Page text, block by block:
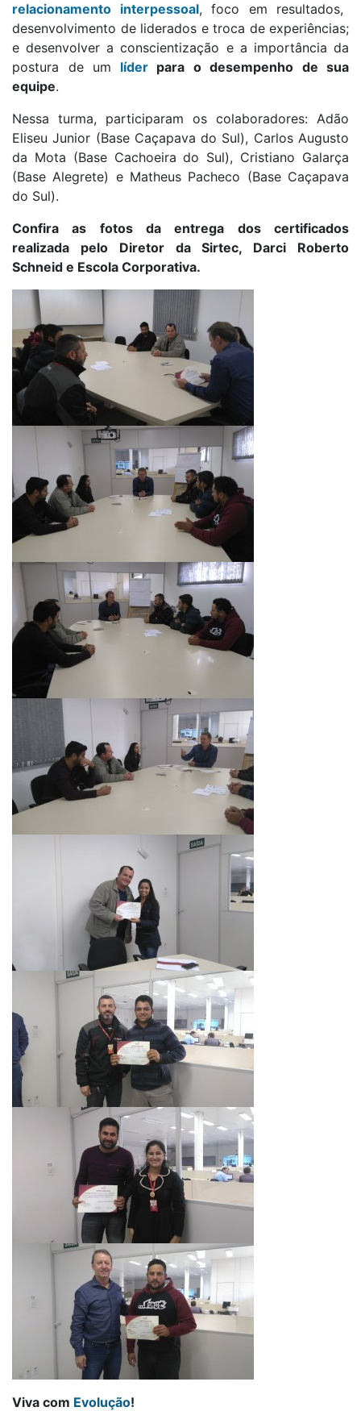
relacionamento interpessoal, foco em resultados,
desenvolvimento de liderados e troca de experiências;
e desenvolver a conscientização e a importância da
postura de um líderpara o desempenho de sua
equipe.
Nessa turma, participaram os colaboradores: Adão
Eliseu Junior (Base Caçapava do Sul), Carlos Augusto
da Mota (Base Cachoeira do Sul), Cristiano Galarça
(Base Alegrete) e Matheus Pacheco (Base Caçapava
do Sul).
Confira as fotos da entrega dos certificados
realizada pelo Diretor da Sirtec, Darci Roberto
Schneid e Escola Corporativa.
Viva com Evolução!